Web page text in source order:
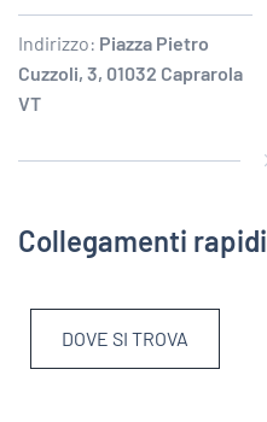
Indirizzo: Piazza Pietro
Cuzzoli, 3, 01032 Caprarola
VT
Collegamenti rapidi
DOVE SI TROVA